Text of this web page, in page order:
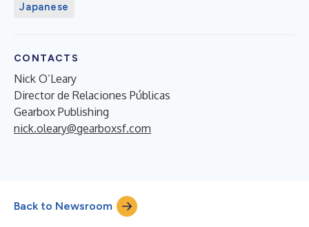
Japanese
CONTACTS
Nick O’Leary
Director de Relaciones Públicas
Gearbox Publishing
nick.oleary@gearboxsf.com
Back to Newsroom